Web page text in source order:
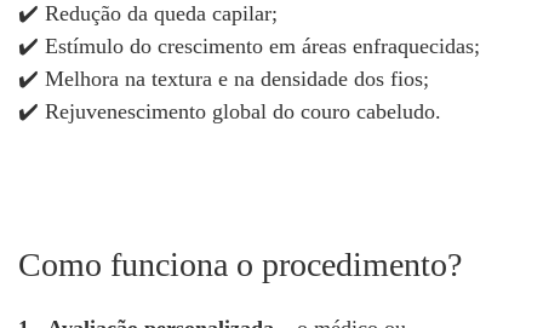
✔️ Redução da queda capilar;
✔️ Estímulo do crescimento em áreas enfraquecidas;
✔️ Melhora na textura e na densidade dos fios;
✔️ Rejuvenescimento global do couro cabeludo.
Como funciona o procedimento?